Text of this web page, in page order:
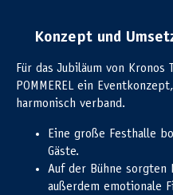
Konzept und
Für das Jubiläum von
POMMEREL ein
harmonisch verband.
Eine große Festhalle
Gäste.
Auf der Bühne sorgten
außerdem emotionale